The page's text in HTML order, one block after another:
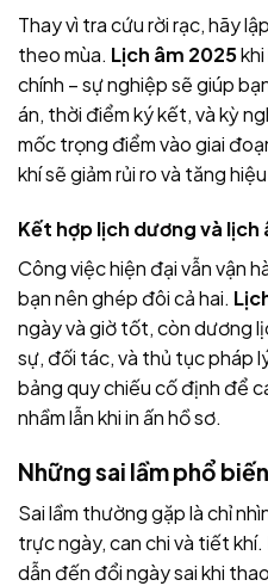
Thay vì tra cứu rời rạc, hãy
theo mùa. Lịch âm 2025
chính – sự nghiệp sẽ giúp
án, thời điểm ký kết, và kỳ
mốc trọng điểm vào giai
khí sẽ giảm rủi ro và tăng
Kết hợp lịch dương và lịch
Công việc hiện đại vẫn vận
bạn nên ghép đôi cả hai.
ngày và giờ tốt, còn dương
sự, đối tác, và thủ tục pháp
bảng quy chiếu cố định để
nhầm lẫn khi in ấn hồ sơ.
Những sai lầm phổ
Sai lầm thường gặp là chỉ
trực ngày, can chi và tiết
dẫn đến đổi ngày sai khi